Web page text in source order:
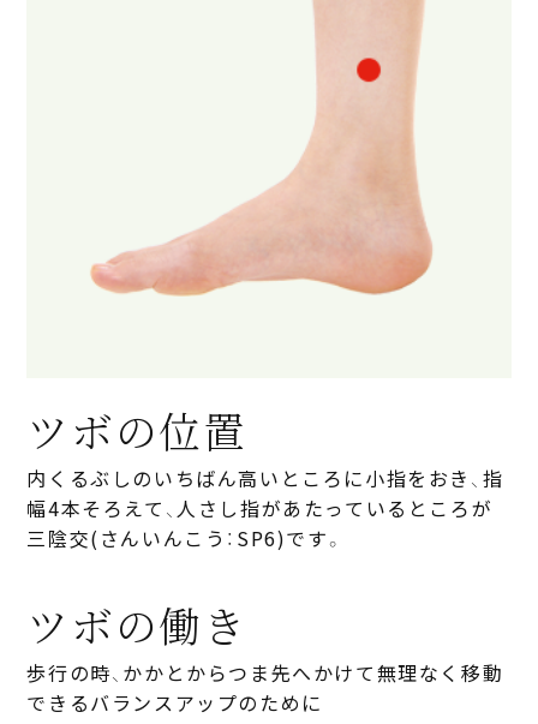
ツボの位置
内くるぶしのいちばん高いところに小指をおき、指
幅4本そろえて、人さし指があたっているところが
三陰交(さんいんこう：SP6)です。
ツボの働き
歩行の時、かかとからつま先へかけて無理なく移動
できるバランスアップのために